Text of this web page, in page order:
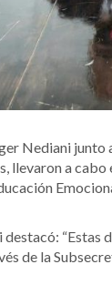
Nediani
llevaron a
“Estas
de la